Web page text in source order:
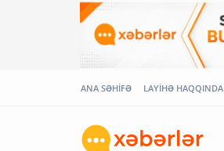
ANA SƏHİFƏ LAYİHƏ HAQQINDA